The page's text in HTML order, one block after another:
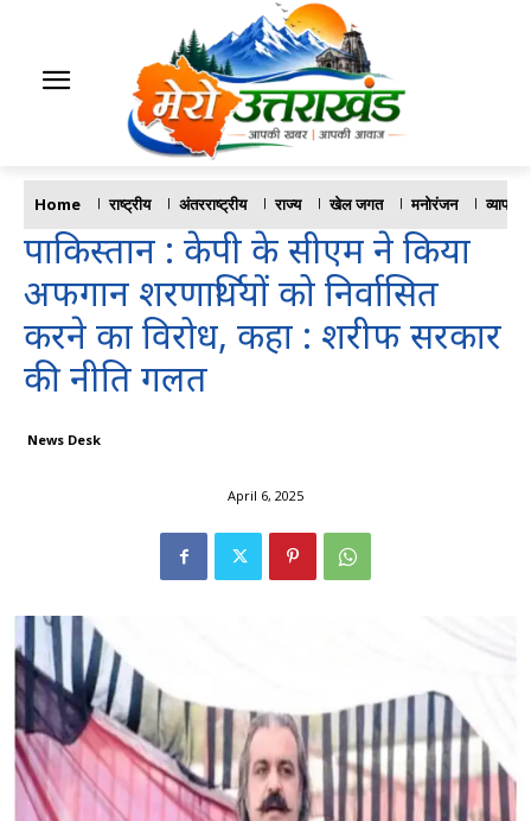
Home राष्ट्रीय अंतरराष्ट्रीय राज्य खेल जगत मनोरंजन व्यापार
पाकिस्तान : केपी के सीएम ने किया
अफगान शरणार्थियों को निर्वासित
करने का विरोध, कहा : शरीफ सरकार
की नीति गलत
News Desk
April 6, 2025